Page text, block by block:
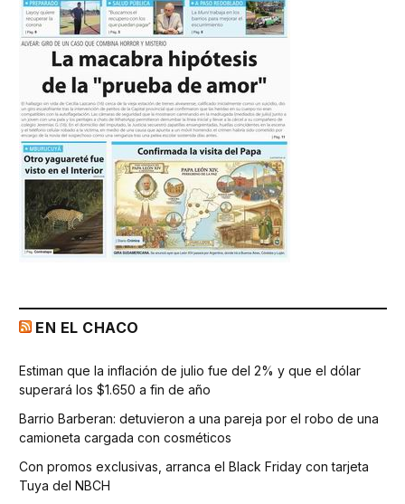
EN EL CHACO
Estiman que la inflación de julio fue del 2% y que el dólar
superará los $1.650 a fin de año
Barrio Barberan: detuvieron a una pareja por el robo de una
camioneta cargada con cosméticos
Con promos exclusivas, arranca el Black Friday con tarjeta
Tuya del NBCH